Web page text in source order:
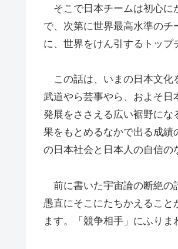
そこで日本チームは初心に
で、次第に世界最高水準のチ
に、世界をけん引するトップ
この話は、いまの日本文化
武道やら芸事やら、およそ
発展をささえる広い裾野に
果をもとめるなかで出る成
の日本社会と日本人の自信の
前に書いた宇宙論の断絶の
愚直にそこにたちかえるこ
ます。「競争相手」にふりま